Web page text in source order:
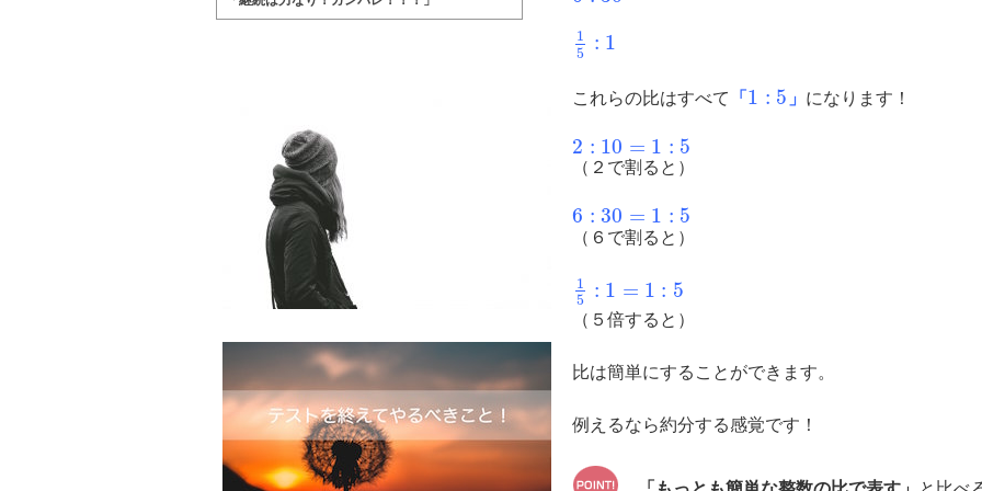
1
5
: 1
これらの比はすべて 「 1 : 5 」 になります！
2 : 10 = 1 : 5
（２で割ると）
6 : 30 = 1 : 5
（６で割ると）
1
5
: 1 = 1 : 5
（５倍すると）
比は簡単にすることができます。
例えるなら約分する感覚です！